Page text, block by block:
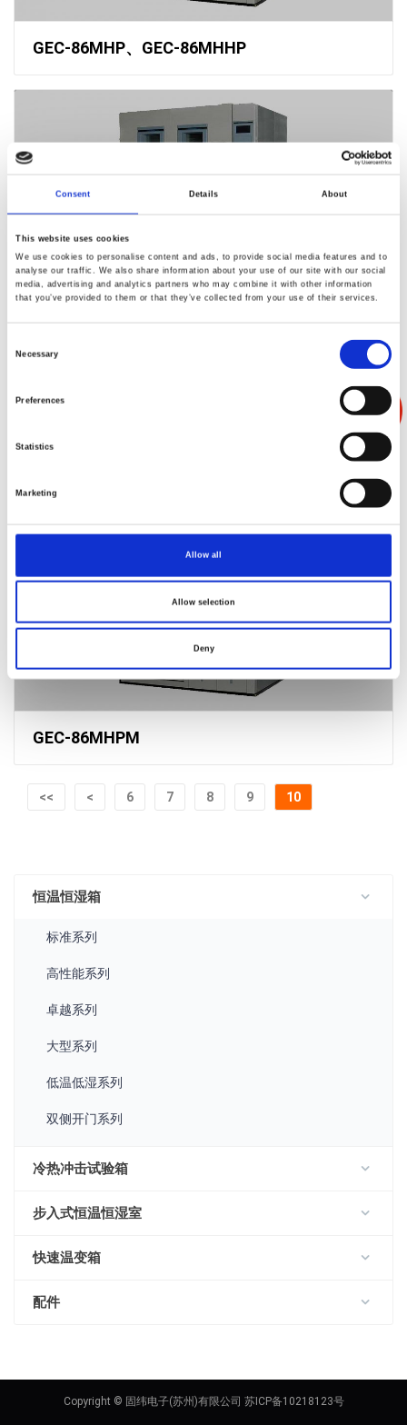
Consent Details About
This website uses cookies
We use cookies to personalise content and ads, to provide social media features and to
analyse our traffic. We also share information about your use of our site with our social
media, advertising and analytics partners who may combine it with other information
that you’ve provided to them or that they’ve collected from your use of their services.
Necessary
Preferences
Statistics
Marketing
Allow all
Allow selection
Deny
GEC-86MHP、GEC-86MHHP
GEC-106MHP、GEC-106MHHP
GEC-86MHPM
<< < 6 7 8 9 10
恒温恒湿箱
标准系列
高性能系列
卓越系列
大型系列
低温低湿系列
双侧开门系列
冷热冲击试验箱
步入式恒温恒湿室
快速温变箱
配件
Copyright © 固纬电子(苏州)有限公司 苏ICP备10218123号